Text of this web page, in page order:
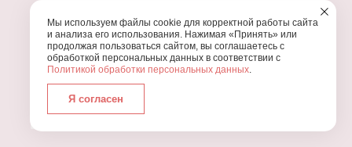
УЗНАЙТЕ, ПОЧЕМУ ПРОВЕДЕНИЕВАШЕГО
ПРАЗДНИКА СТОИТ ДОВЕРИТЬ НАМ
Работаем с 2016 года
Мы используем файлы cookie для корректной работы сайта
и анализа его использования. Нажимая «Принять» или
продолжая пользоваться сайтом, вы соглашаетесь с
обработкой персональных данных в соответствии с
Политикой обработки персональных данных.
Я согласен